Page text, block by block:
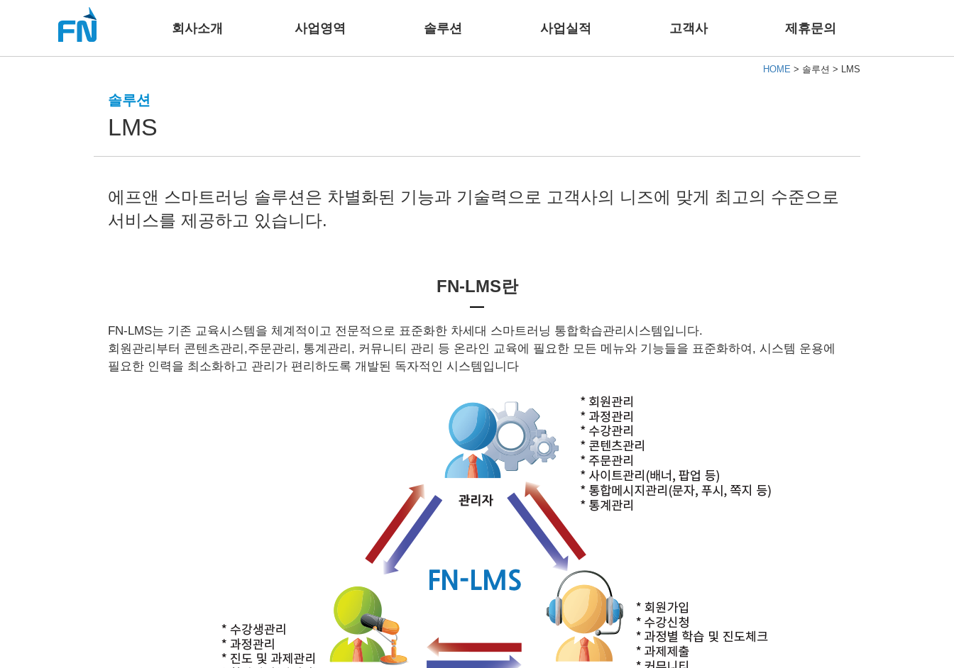
회사소개 사업영역 솔루션 사업실적 고객사 제휴문의
HOME > 솔루션 > LMS
솔루션
LMS
에프앤 스마트러닝 솔루션은 차별화된 기능과 기술력으로 고객사의 니즈에 맞게 최고의 수준으로
서비스를 제공하고 있습니다.
FN-LMS란
FN-LMS는 기존 교육시스템을 체계적이고 전문적으로 표준화한 차세대 스마트러닝 통합학습관리시스템입니다.
회원관리부터 콘텐츠관리,주문관리, 통계관리, 커뮤니티 관리 등 온라인 교육에 필요한 모든 메뉴와 기능들을 표준화하여, 시스템 운용에
필요한 인력을 최소화하고 관리가 편리하도록 개발된 독자적인 시스템입니다